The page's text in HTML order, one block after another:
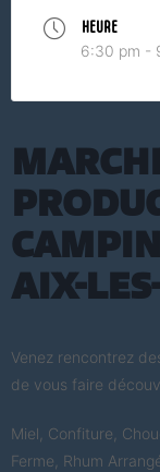
HEURE
6:30 pm -
Aix-
Venez rencontrez
de vous faire
Miel, Confiture,
Ferme, Rhum